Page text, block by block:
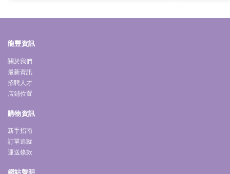
龍豐資訊
關於我們
最新資訊
招聘人才
店鋪位置
購物資訊
新手指南
訂單追蹤
運送條款
網站聲明